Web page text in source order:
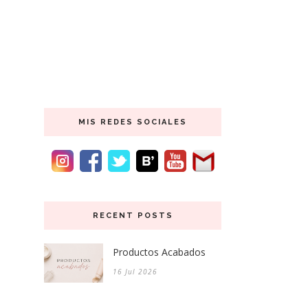
MIS REDES SOCIALES
RECENT POSTS
Productos Acabados
16 Jul 2026